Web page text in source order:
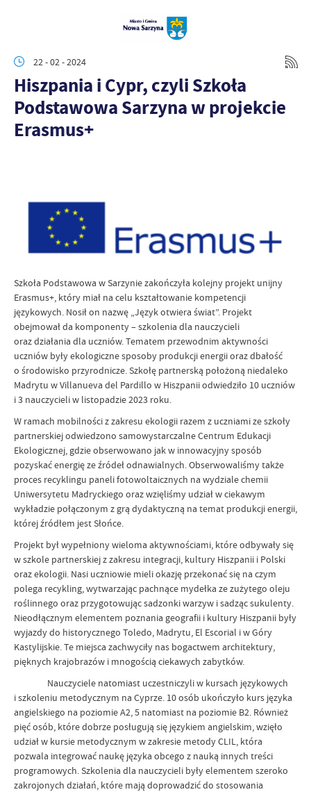
22 - 02 - 2024
Hiszpania i Cypr, czyli Szkoła
Podstawowa Sarzyna w projekcie
Erasmus+
Szkoła Podstawowa w Sarzynie zakończyła kolejny projekt unijny
Erasmus+, który miał na celu kształtowanie kompetencji
językowych. Nosił on nazwę „Język otwiera świat”. Projekt
obejmował da komponenty – szkolenia dla nauczycieli
oraz działania dla uczniów. Tematem przewodnim aktywności
uczniów były ekologiczne sposoby produkcji energii oraz dbałość
o środowisko przyrodnicze. Szkołę partnerską położoną niedaleko
Madrytu w Villanueva del Pardillo w Hiszpanii odwiedziło 10 uczniów
i 3 nauczycieli w listopadzie 2023 roku.
W ramach mobilności z zakresu ekologii razem z uczniami ze szkoły
partnerskiej odwiedzono samowystarczalne Centrum Edukacji
Ekologicznej, gdzie obserwowano jak w innowacyjny sposób
pozyskać energię ze źródeł odnawialnych. Obserwowaliśmy także
proces recyklingu paneli fotowoltaicznych na wydziale chemii
Uniwersytetu Madryckiego oraz wzięliśmy udział w ciekawym
wykładzie połączonym z grą dydaktyczną na temat produkcji energii,
której źródłem jest Słońce.
Projekt był wypełniony wieloma aktywnościami, które odbywały się
w szkole partnerskiej z zakresu integracji, kultury Hiszpanii i Polski
oraz ekologii. Nasi uczniowie mieli okazję przekonać się na czym
polega recykling, wytwarzając pachnące mydełka ze zużytego oleju
roślinnego oraz przygotowując sadzonki warzyw i sadząc sukulenty.
Nieodłącznym elementem poznania geografii i kultury Hiszpanii były
wyjazdy do historycznego Toledo, Madrytu, El Escorial i w Góry
Kastylijskie. Te miejsca zachwyciły nas bogactwem architektury,
pięknych krajobrazów i mnogością ciekawych zabytków.
Nauczyciele natomiast uczestniczyli w kursach językowych
i szkoleniu metodycznym na Cyprze. 10 osób ukończyło kurs języka
angielskiego na poziomie A2, 5 natomiast na poziomie B2. Również
pięć osób, które dobrze posługują się językiem angielskim, wzięło
udział w kursie metodycznym w zakresie metody CLIL, która
pozwala integrować naukę języka obcego z nauką innych treści
programowych. Szkolenia dla nauczycieli były elementem szeroko
zakrojonych działań, które mają doprowadzić do stosowania